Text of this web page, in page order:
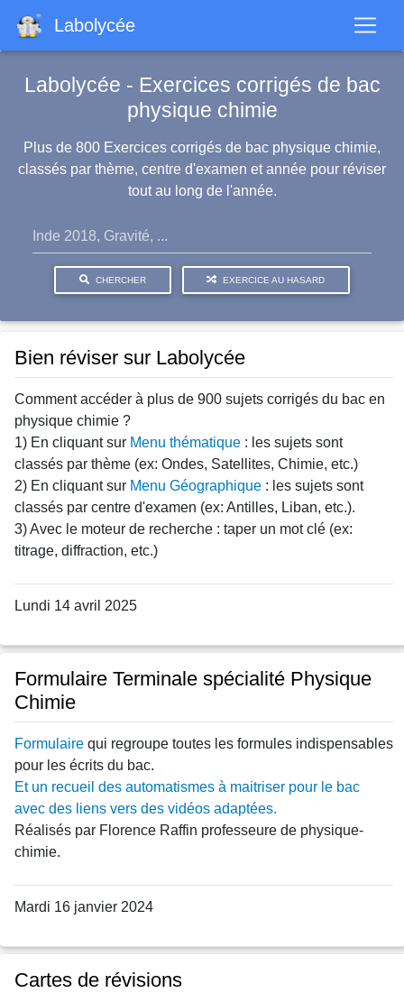
contenu
Labolycée
Labolycée - Exercices corrigés de bac
physique chimie
Plus de 800 Exercices corrigés de bac physique chimie,
classés par thème, centre d'examen et année pour réviser
tout au long de l'année.
CHERCHER EXERCICE AU HASARD
Bien réviser sur Labolycée
Comment accéder à plus de 900 sujets corrigés du bac en
physique chimie ?
1) En cliquant sur Menu thématique : les sujets sont
classés par thème (ex: Ondes, Satellites, Chimie, etc.)
2) En cliquant sur Menu Géographique : les sujets sont
classés par centre d'examen (ex: Antilles, Liban, etc.).
3) Avec le moteur de recherche : taper un mot clé (ex:
titrage, diffraction, etc.)
Lundi 14 avril 2025
Formulaire Terminale spécialité Physique
Chimie
Formulaire qui regroupe toutes les formules indispensables
pour les écrits du bac.
Et un recueil des automatismes à maitriser pour le bac
avec des liens vers des vidéos adaptées.
Réalisés par Florence Raffin professeure de physique-
chimie.
Mardi 16 janvier 2024
Cartes de révisions